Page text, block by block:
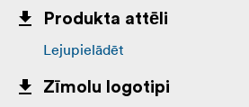
Produkta attēli
Lejupielādēt
Zīmolu logotipi